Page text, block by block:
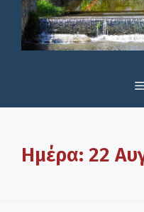
Ημέρα: 22